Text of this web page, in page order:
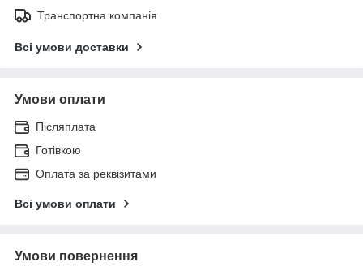
Транспортна компанія
Всі умови доставки
Умови оплати
Післяплата
Готівкою
Оплата за реквізитами
Всі умови оплати
Умови повернення